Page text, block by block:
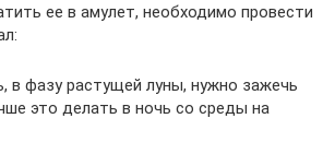
ее в амулет, необходимо провести
в фазу растущей луны, нужно зажечь
это делать в ночь со среды на